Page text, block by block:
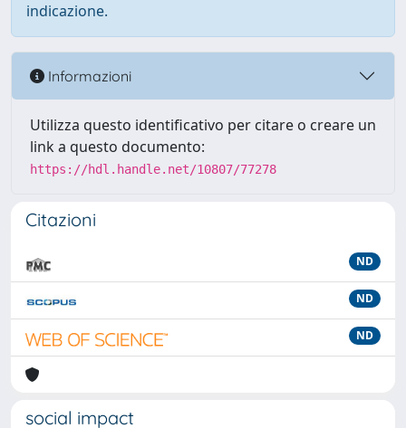
indicazione.
Informazioni
Utilizza questo identificativo per citare o creare un
link a questo documento:
https://hdl.handle.net/10807/77278
Citazioni
ND
ND
ND
social impact